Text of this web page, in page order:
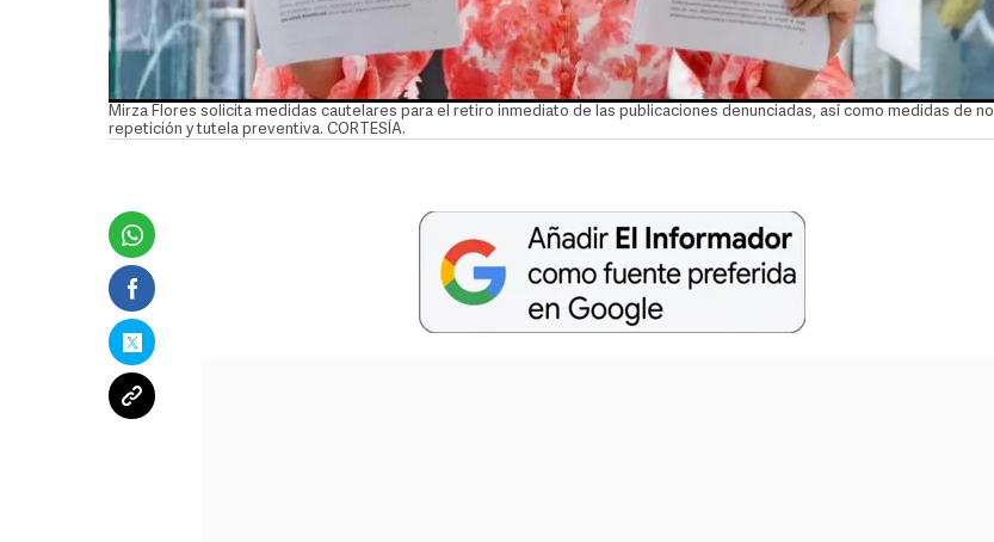
Mirza Flores solicita medidas cautelares para el retiro inmediato de las publicaciones denunciadas, así como medidas de no
repetición y tutela preventiva. CORTESÍA.